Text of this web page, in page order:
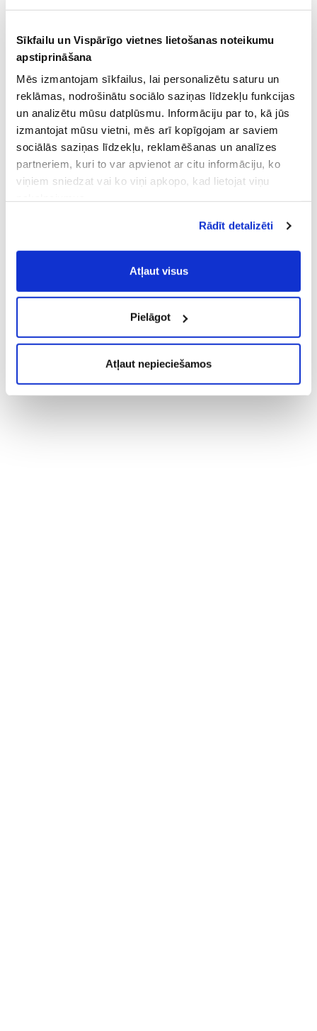
Sīkfailu un Vispārīgo vietnes lietošanas noteikumu
apstiprināšana
Mēs izmantojam sīkfailus, lai personalizētu saturu un
reklāmas, nodrošinātu sociālo saziņas līdzekļu funkcijas
un analizētu mūsu datplūsmu. Informāciju par to, kā jūs
izmantojat mūsu vietni, mēs arī kopīgojam ar saviem
sociālās saziņas līdzekļu, reklamēšanas un analīzes
partneriem, kuri to var apvienot ar citu informāciju, ko
viņiem sniedzat vai ko viņi apkopo, kad lietojat viņu
Vispārīgiem vietnes lietošanas
noteikumiem(saīsināti - VVLN).
Rādīt detalizēti
Atļaut visus
Pielāgot
Atļaut nepieciešamos